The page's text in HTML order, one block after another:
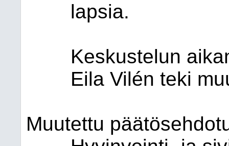
lapsia.
Keskustelun
Eila Vilén teki
Muutettu